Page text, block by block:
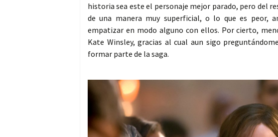
historia sea este el personaje mejor parado, pero del
de una manera muy superficial, o lo que es peor,
empatizar en modo alguno con ellos. Por cierto,
Kate Winsley, gracias al cual aun sigo
formar parte de la saga.